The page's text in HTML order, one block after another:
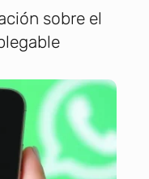
sobre el